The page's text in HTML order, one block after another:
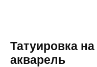
Татуировка
акварель